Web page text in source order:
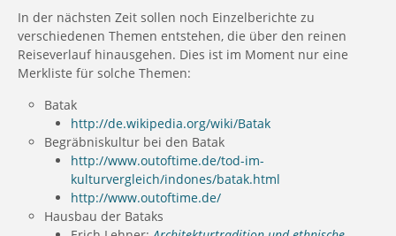
In der nächsten Zeit sollen noch Einzelberichte zu
verschiedenen Themen entstehen, die über den reinen
Reiseverlauf hinausgehen. Dies ist im Moment nur eine
Merkliste für solche Themen:
Batak
http://de.wikipedia.org/wiki/Batak
Begräbniskultur bei den Batak
http://www.outoftime.de/tod-im-
kulturvergleich/indones/batak.html
http://www.outoftime.de/
Hausbau der Bataks